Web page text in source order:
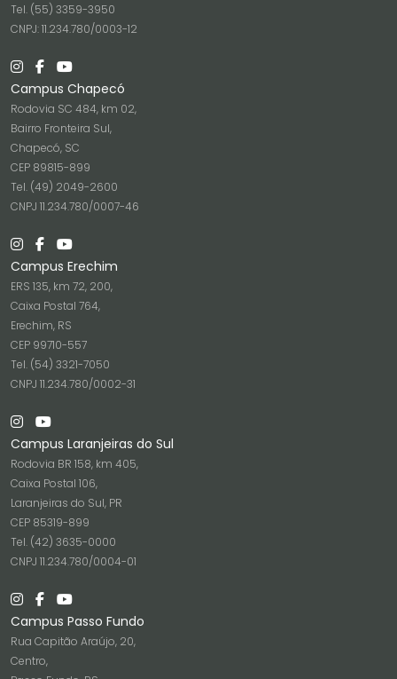
Tel. (55) 3359-3950
CNPJ: 11.234.780/0003-12
Campus Chapecó
Rodovia SC 484, km 02,
Bairro Fronteira Sul,
Chapecó, SC
CEP 89815-899
Tel. (49) 2049-2600
CNPJ 11.234.780/0007-46
Campus Erechim
ERS 135, km 72, 200,
Caixa Postal 764,
Erechim, RS
CEP 99710-557
Tel. (54) 3321-7050
CNPJ 11.234.780/0002-31
Campus Laranjeiras do Sul
Rodovia BR 158, km 405,
Caixa Postal 106,
Laranjeiras do Sul, PR
CEP 85319-899
Tel. (42) 3635-0000
CNPJ 11.234.780/0004-01
Campus Passo Fundo
Rua Capitão Araújo, 20,
Centro,